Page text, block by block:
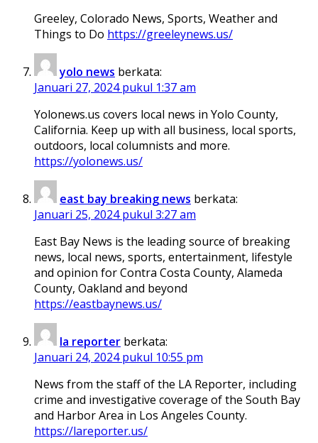
Greeley, Colorado News, Sports, Weather and
Things to Do https://greeleynews.us/
yolo news berkata:
Januari 27, 2024 pukul 1:37 am
Yolonews.us covers local news in Yolo County,
California. Keep up with all business, local sports,
outdoors, local columnists and more.
https://yolonews.us/
east bay breaking news berkata:
Januari 25, 2024 pukul 3:27 am
East Bay News is the leading source of breaking
news, local news, sports, entertainment, lifestyle
and opinion for Contra Costa County, Alameda
County, Oakland and beyond
https://eastbaynews.us/
la reporter berkata:
Januari 24, 2024 pukul 10:55 pm
News from the staff of the LA Reporter, including
crime and investigative coverage of the South Bay
and Harbor Area in Los Angeles County.
https://lareporter.us/